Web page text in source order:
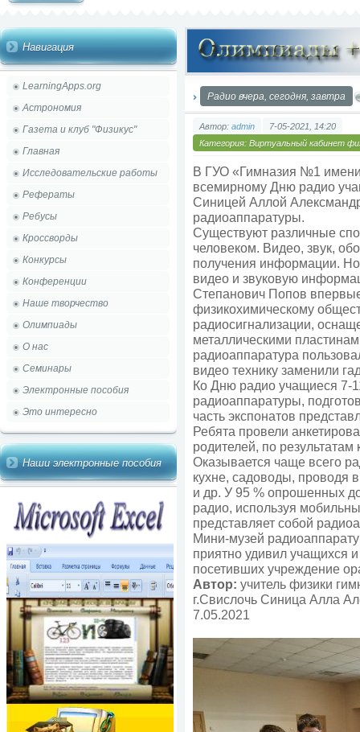
Навигация
LearningApps.org
Астрономия
Газета и клуб "Физикус"
Главная
Исследовательские работы
Рефераты
Ребусы
Кроссворды
Конкурсы
Конференции
Наше творчество
Олимпиады
О нас
Семинары
Электронные пособия
Это интересно
Наши электронные пособия
Радио вчера, сегодня, завтра
Автор: admin
7-05-2021, 14:20
Категория: Виртуальный кабинет
В ГУО «Гимназия №1 имени
всемирному Дню радио
Синицей Аллой
радиоаппаратуры.
Существуют различные
человеком. Видео, звук,
получения информации.
видео и звуковую
Степанович Попов
физикохимическому
радиосигнализации,
металлическими
радиоаппаратура
видео технику заменили
Ко Дню радио учащиеся 7-
радиоаппаратуры,
часть экспонатов
Ребята провели
родителей, по
Оказывается чаще всего
кухне, садоводы, проводя
и др. У 95 % опрошенных
радио, используя
представляет собой
Мини-музей
приятно удивил учащихся
посетивших учреждение
Автор: учитель физики
г.Свислочь Синица Алла
7.05.2021